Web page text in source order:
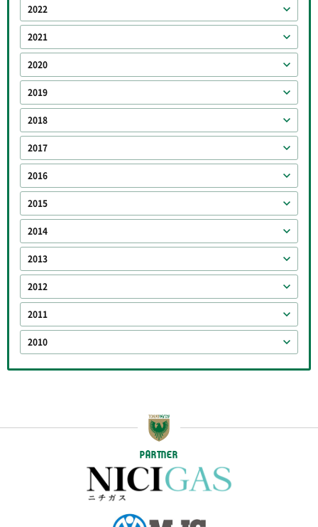
2022
2021
2020
2019
2018
2017
2016
2015
2014
2013
2012
2011
2010
PARTNER